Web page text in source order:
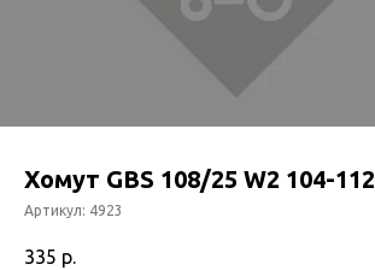
Хомут GBS 108/25 W2 104-112
Артикул: 4923
335 р.